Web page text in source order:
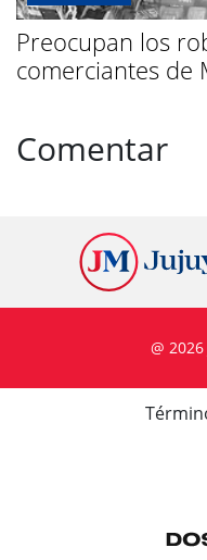
Preocupan los
comerciantes de
Comentar
@